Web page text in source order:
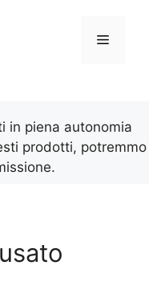
Menu
in piena autonomia
prodotti, potremmo